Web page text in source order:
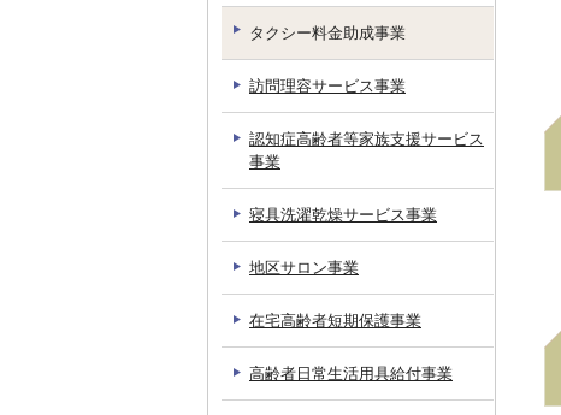
タクシー料金助成事業
訪問理容サービス事業
認知症高齢者等家族支援サービス
事業
寝具洗濯乾燥サービス事業
地区サロン事業
在宅高齢者短期保護事業
高齢者日常生活用具給付事業